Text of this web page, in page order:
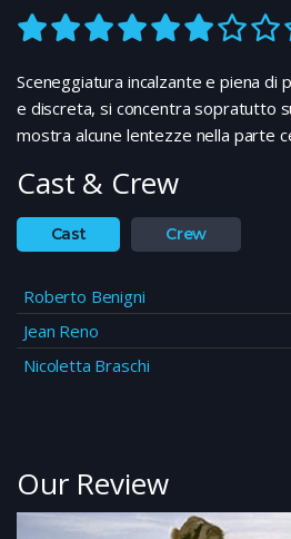
Sceneggiatura incalzante e piena di
e discreta, si concentra sopratutto
mostra alcune lentezze nella parte
Cast & Crew
Cast Crew
Roberto Benigni
Jean Reno
Nicoletta Braschi
Our Review